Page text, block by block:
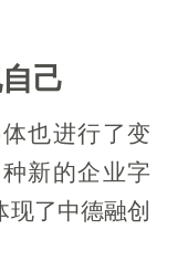
己
也进行了变
新的企业字
了中德融创